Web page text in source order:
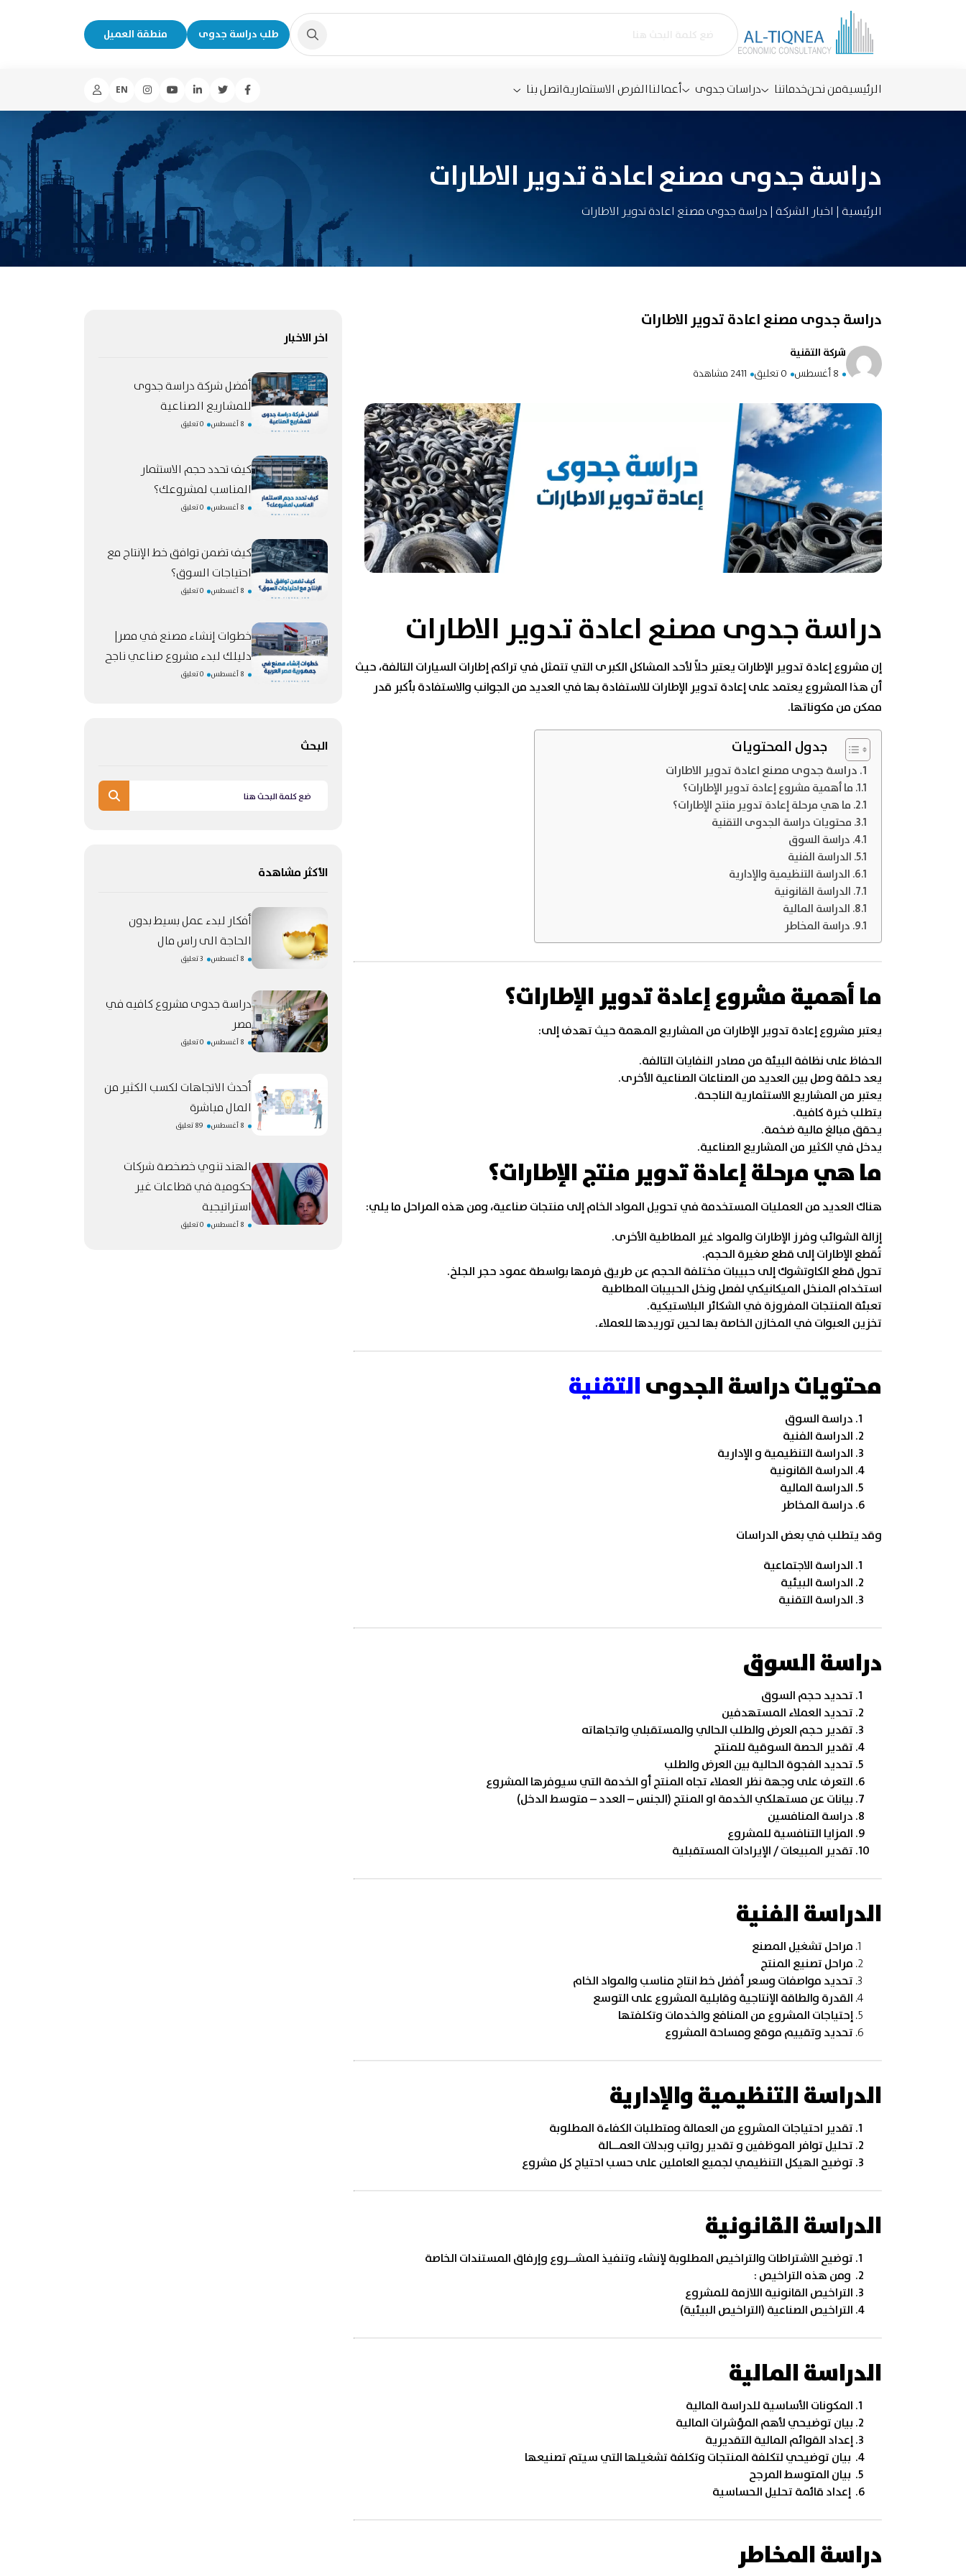
طلب دراسة جدوى منطقة العميل
الرئيسيةمن نحنخدماتنا دراسات جدوى أعمالناالفرص الاستثماريةاتصل بنا EN
دراسة جدوى مصنع اعادة تدوير الاطارات
الرئيسية | اخبار الشركة | دراسة جدوى مصنع اعادة تدوير الاطارات
دراسة جدوى مصنع اعادة تدوير الاطارات
شركة التقنية
8 أغسطس
0 تعليق 2411 مشاهدة
دراسة جدوى مصنع اعادة تدوير الاطارات
إن مشروع إعادة تدوير الإطارات يعتبر حلاً لأحد المشاكل الكبرى التي تتمثل في تراكم إطارات السيارات التالفة، حيث
أن هذا المشروع يعتمد على إعادة تدوير الإطارات للاستفادة بها في العديد من الجوانب والاستفادة بأكبر قدر
ممكن من مكوناتها.
جدول المحتويات
دراسة جدوى مصنع اعادة تدوير الاطارات
ما أهمية مشروع إعادة تدوير الإطارات؟
ما هي مرحلة إعادة تدوير منتج الإطارات؟
محتويات دراسة الجدوى التقنية
دراسة السوق
الدراسة الفنية
الدراسة التنظيمية والإدارية
الدراسة القانونية
الدراسة المالية
دراسة المخاطر
ما أهمية مشروع إعادة تدوير الإطارات؟
يعتبر مشروع إعادة تدوير الإطارات من المشاريع المهمة حيث تهدف إلى:
الحفاظ على نظافة البيئة من مصادر النفايات التالفة.
يعد حلقة وصل بين العديد من الصناعات الصناعية الأخرى.
يعتبر من المشاريع الاستثمارية الناجحة.
يتطلب خبرة كافية.
يحقق مبالغ مالية ضخمة.
يدخل في الكثير من المشاريع الصناعية.
ما هي مرحلة إعادة تدوير منتج الإطارات؟
هناك العديد من العمليات المستخدمة في تحويل المواد الخام إلى منتجات صناعية، ومن هذه المراحل ما يلي:
إزالة الشوائب وفرز الإطارات والمواد غير المطاطية الأخرى.
تُقطع الإطارات إلى قطع صغيرة الحجم.
تحول قطع الكاوتشوك إلى حبيبات مختلفة الحجم عن طريق فرمها بواسطة عمود حجر الجلخ.
استخدام المنخل الميكانيكي لفصل ونخل الحبيبات المطاطية
تعبئة المنتجات المفروزة في الشكائر البلاستيكية.
تخزين العبوات في المخازن الخاصة بها لحين توريدها للعملاء.
محتويات دراسة الجدوىالتقنية
دراسة السوق
الدراسة الفنية
الدراسة التنظيمية و الإدارية
الدراسة القانونية
الدراسة المالية
دراسة المخاطر
وقد يتطلب في بعض الدراسات
الدراسة الاجتماعية
الدراسة البيئية
الدراسة التقنية
دراسة السوق
تحديد حجم السوق
تحديد العملاء المستهدفين
تقدير حجم العرض والطلب الحالي والمستقبلي واتجاهاته
تقدير الحصة السوقية للمنتج
تحديد الفجوة الحالية بين العرض والطلب
التعرف على وجهة نظر العملاء تجاه المنتج أو الخدمة التي سيوفرها المشروع
بيانات عن مستهلكي الخدمة او المنتج (الجنس – العدد – متوسط الدخل)
دراسة المنافسين
المزايا التنافسية للمشروع
تقدير المبيعات / الإيرادات المستقبلية
الدراسة الفنية
مراحل تشغيل المصنع
مراحل تصنيع المنتج
تحديد مواصفات وسعر أفضل خط انتاج مناسب والمواد الخام
القدرة والطاقة الإنتاجية وقابلية المشروع على التوسع
إحتياجات المشروع من المنافع والخدمات وتكلفتها
تحديد وتقييم موقع ومساحة المشروع
الدراسة التنظيمية والإدارية
تقدير احتياجات المشروع من العمالة ومتطلبات الكفاءة المطلوبة
تحليل توافر الموظفين و تقدير رواتب وبدلات العمــالة
توضيح الهيكل التنظيمي لجميع العاملين على حسب احتياج كل مشروع
الدراسة القانونية
توضيح الاشتراطات والتراخيص المطلوبة لإنشاء وتنفيذ المشــروع وإرفاق المستندات الخاصة
ومن هذه التراخيص :
التراخيص القانونية اللازمة للمشروع
التراخيص الصناعية (التراخيص البيئية)
الدراسة المالية
المكونات الأساسية للدراسة المالية
بيان توضيحي لأهم المؤشرات المالية
إعداد القوائم المالية التقديرية
بيان توضيحي لتكلفة المنتجات وتكلفة تشغيلها التي سيتم تصنيعها
بيان المتوسط المرجح
إعداد قائمة تحليل الحساسية
دراسة المخاطر
اخر الاخبار
أفضل شركة دراسة جدوى
للمشاريع الصناعية
8 أغسطس 0 تعليق
كيف تحدد حجم الاستثمار
المناسب لمشروعك؟
8 أغسطس 0 تعليق
كيف تضمن توافق خط الإنتاج مع
احتياجات السوق؟
8 أغسطس 0 تعليق
خطوات إنشاء مصنع في مصر|
دليلك لبدء مشروع صناعي ناجح
8 أغسطس 0 تعليق
البحث
الأكثر مشاهدة
أفكار لبدء عمل بسيط بدون
الحاجة الى راس مال
8 أغسطس 3 تعليق
دراسة جدوى مشروع كافيه في
مصر
8 أغسطس 0 تعليق
أحدث الاتجاهات لكسب الكثير من
المال مباشرة
8 أغسطس 89 تعليق
الهند تنوي خصخصة شركات
حكومية في قطاعات غير
استراتيجية
8 أغسطس 0 تعليق